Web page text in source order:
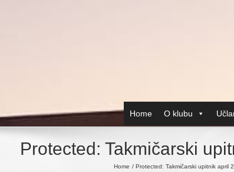
Home O klubu
Protected: Takmičarski
Home Protected: Takmičarski upitnik april